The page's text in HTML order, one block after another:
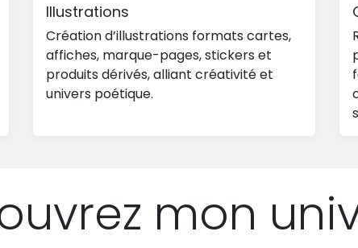
Illustrations
Création d’illustrations formats cartes,
affiches, marque-pages, stickers et
produits dérivés, alliant créativité et
univers poétique.
mon